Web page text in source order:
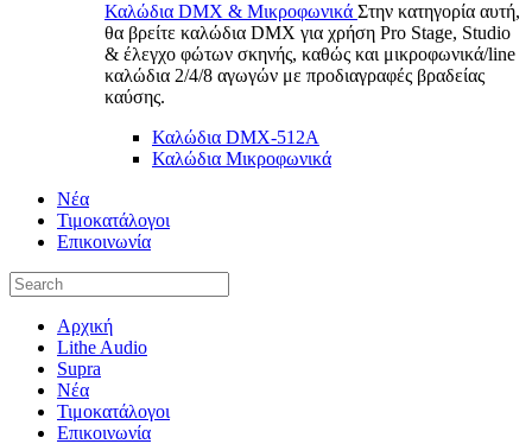
Καλώδια DMX & Μικροφωνικά Στην κατηγορία αυτή,
θα βρείτε καλώδια DMX για χρήση Pro Stage, Studio
& έλεγχο φώτων σκηνής, καθώς και μικροφωνικά/line
καλώδια 2/4/8 αγωγών με προδιαγραφές βραδείας
καύσης.
Καλώδια DMX-512A
Καλώδια Μικροφωνικά
Νέα
Τιμοκατάλογοι
Επικοινωνία
Αρχική
Lithe Audio
Supra
Νέα
Τιμοκατάλογοι
Επικοινωνία